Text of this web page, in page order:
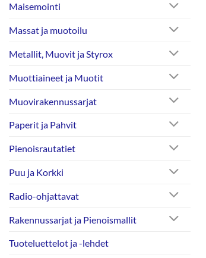
Maisemointi
Massat ja muotoilu
Metallit, Muovit ja Styrox
Muottiaineet ja Muotit
Muovirakennussarjat
Paperit ja Pahvit
Pienoisrautatiet
Puu ja Korkki
Radio-ohjattavat
Rakennussarjat ja Pienoismallit
Tuoteluettelot ja -lehdet